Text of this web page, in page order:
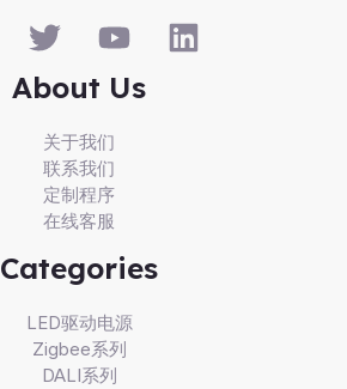
About Us
关于我们
联系我们
定制程序
在线客服
Categories
LED驱动电源
Zigbee系列
DALI系列